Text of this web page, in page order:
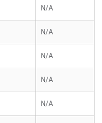
N/A
N/A
N/A
N/A
N/A